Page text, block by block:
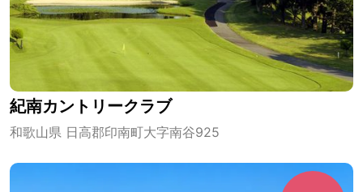
紀南カントリークラブ
和歌山県 日高郡印南町大字南谷925